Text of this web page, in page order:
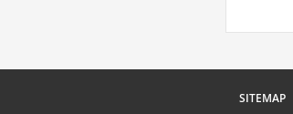
SITEMAP